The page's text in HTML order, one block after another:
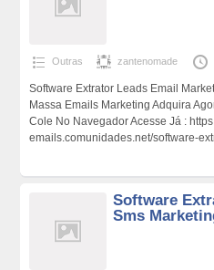
Outras zantenomade
Software Extrator Leads Email
Massa Emails Marketing Adquira
Cole No Navegador Acesse Já :
emails.comunidades.net/software-
Software
Sms